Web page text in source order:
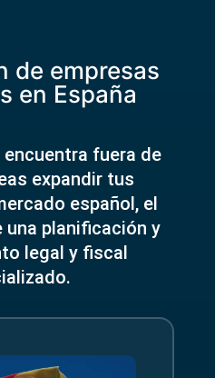
de empresas
en España
fuera de
expandir tus
español, el
una planificación y
legal y fiscal